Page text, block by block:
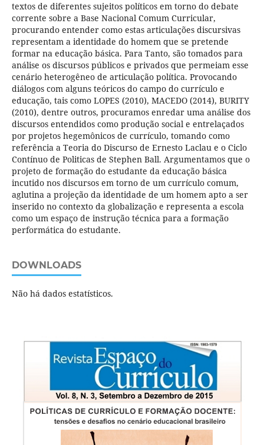
textos de diferentes sujeitos políticos em torno do debate
corrente sobre a Base Nacional Comum Curricular,
procurando entender como estas articulações discursivas
representam a identidade do homem que se pretende
formar na educação básica. Para Tanto, são tomados para
análise os discursos públicos e privados que permeiam esse
cenário heterogêneo de articulação política. Provocando
diálogos com alguns teóricos do campo do currículo e
educação, tais como LOPES (2010), MACEDO (2014), BURITY
(2010), dentre outros, procuramos enredar uma análise dos
discursos entendidos como produção social e entrelaçados
por projetos hegemônicos de currículo, tomando como
referência a Teoria do Discurso de Ernesto Laclau e o Ciclo
Contínuo de Politicas de Stephen Ball. Argumentamos que o
projeto de formação do estudante da educação básica
incutido nos discursos em torno de um currículo comum,
aglutina a projeção da identidade de um homem apto a ser
inserido no contexto da globalização e representa a escola
como um espaço de instrução técnica para a formação
performática do estudante.
DOWNLOADS
Não há dados estatísticos.